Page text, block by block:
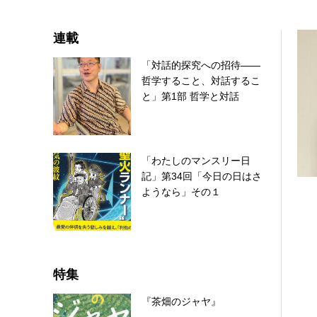
連載
「対話的探究への招待――
哲学すること、対話するこ
と」第1部 哲学と対話
「わたしのマンスリー日
記」第34回「今日の日はさ
ようなら」その１
特集
『茶畑のジャヤ』